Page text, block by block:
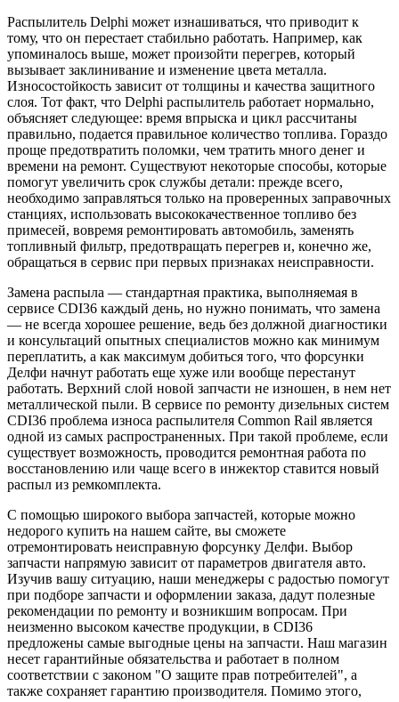
Распылитель Delphi может изнашиваться, что приводит к
тому, что он перестает стабильно работать. Например, как
упоминалось выше, может произойти перегрев, который
вызывает заклинивание и изменение цвета металла.
Износостойкость зависит от толщины и качества защитного
слоя. Тот факт, что Delphi распылитель работает нормально,
объясняет следующее: время впрыска и цикл рассчитаны
правильно, подается правильное количество топлива. Гораздо
проще предотвратить поломки, чем тратить много денег и
времени на ремонт. Существуют некоторые способы, которые
помогут увеличить срок службы детали: прежде всего,
необходимо заправляться только на проверенных заправочных
станциях, использовать высококачественное топливо без
примесей, вовремя ремонтировать автомобиль, заменять
топливный фильтр, предотвращать перегрев и, конечно же,
обращаться в сервис при первых признаках неисправности.
Замена распыла — стандартная практика, выполняемая в
сервисе CDI36 каждый день, но нужно понимать, что замена
— не всегда хорошее решение, ведь без должной диагностики
и консультаций опытных специалистов можно как минимум
переплатить, а как максимум добиться того, что форсунки
Делфи начнут работать еще хуже или вообще перестанут
работать. Верхний слой новой запчасти не изношен, в нем нет
металлической пыли. В сервисе по ремонту дизельных систем
CDI36 проблема износа распылителя Common Rail является
одной из самых распространенных. При такой проблеме, если
существует возможность, проводится ремонтная работа по
восстановлению или чаще всего в инжектор ставится новый
распыл из ремкомплекта.
С помощью широкого выбора запчастей, которые можно
недорого купить на нашем сайте, вы сможете
отремонтировать неисправную форсунку Делфи. Выбор
запчасти напрямую зависит от параметров двигателя авто.
Изучив вашу ситуацию, наши менеджеры с радостью помогут
при подборе запчасти и оформлении заказа, дадут полезные
рекомендации по ремонту и возникшим вопросам. При
неизменно высоком качестве продукции, в CDI36
предложены самые выгодные цены на запчасти. Наш магазин
несет гарантийные обязательства и работает в полном
соответствии с законом "О защите прав потребителей", а
также сохраняет гарантию производителя. Помимо этого,